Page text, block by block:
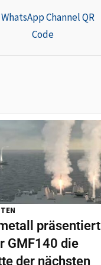
präsentiert
GMF140 die
der nächsten